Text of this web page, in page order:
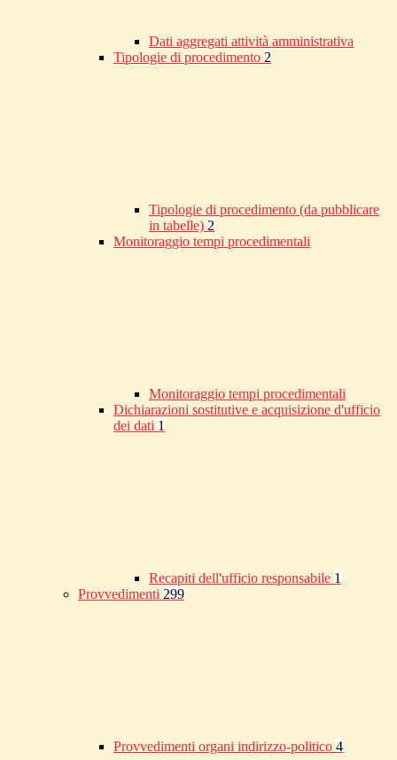
Dati aggregati attività amministrativa
Tipologie di procedimento 2
Tipologie di procedimento (da pubblicare
in tabelle) 2
Monitoraggio tempi procedimentali
Monitoraggio tempi procedimentali
Dichiarazioni sostitutive e acquisizione d'ufficio
dei dati 1
Recapiti dell'ufficio responsabile 1
Provvedimenti 299
Provvedimenti organi indirizzo-politico 4